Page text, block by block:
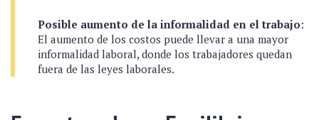
Posible aumento de la informalidad en el trabajo:
El aumento de los costos puede llevar a una mayor
informalidad laboral, donde los trabajadores quedan
fuera de las leyes laborales.